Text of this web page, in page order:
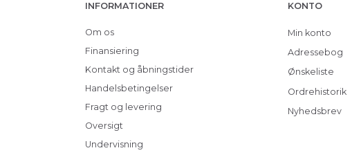
INFORMATIONER
Om os
Finansiering
Kontakt og åbningstider
Handelsbetingelser
Fragt og levering
Oversigt
Undervisning
KONTO
Min konto
Adressebog
Ønskeliste
Ordrehistorik
Nyhedsbrev